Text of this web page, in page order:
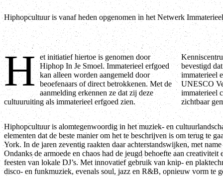
Hiphopcultuur is vanaf heden opgenomen in het Netwerk
H et initiatief hiertoe is genomen door
Hiphop In Je Smoel. Immaterieel erfgoed
kan alleen worden aangemeld door
beoefenaars of direct betrokkenen. Met de
aanmelding erkennen ze dat zij deze
cultuuruiting als immaterieel erfgoed zien.
Kenniscentrum Immaterieel Erfgoed Nederland heeft
bevestigd dat hiphopcultuur aan de criteria voor
immaterieel erfgoed voldoet zoals gesteld in het
UNESCO Verdrag inzake de bescherming van
immaterieel cultureel erfgoed, en heeft de aanmelding
zichtbaar
Hiphopcultuur is alomtegenwoordig in het muziek- en
elementen dat de beste manier om het te beschrijven is om terug te
York. In de jaren zeventig raakten daar achterstandswijken, met
Ondanks de armoede en chaos had de jeugd behoefte aan
feesten van lokale DJ’s. Met innovatief gebruik van knip- en
disco- en funkmuziek, evenals soul, jazz en R&B, opnieuw vorm te